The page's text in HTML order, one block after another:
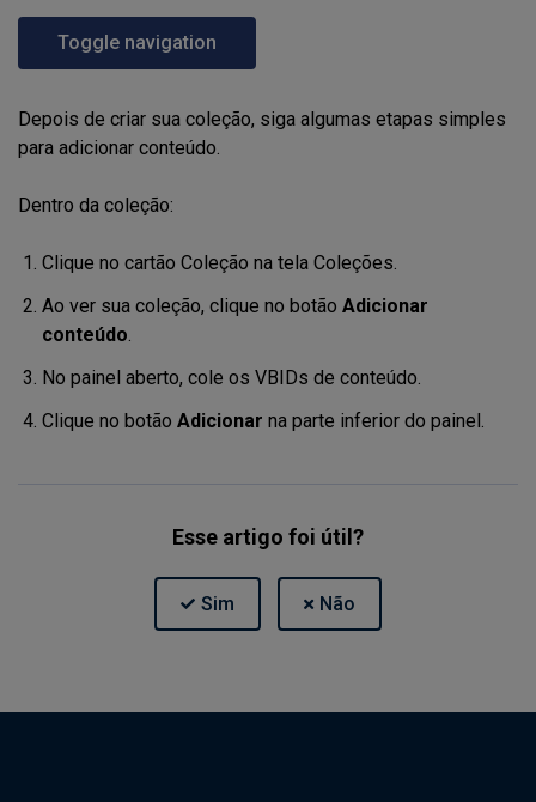
Toggle navigation
Depois de criar sua coleção, siga algumas etapas simples
para adicionar conteúdo.
Dentro da coleção:
Clique no cartão Coleção na tela Coleções.
Ao ver sua coleção, clique no botão Adicionar
conteúdo.
No painel aberto, cole os VBIDs de conteúdo.
Clique no botão Adicionar na parte inferior do painel.
Esse artigo foi útil?